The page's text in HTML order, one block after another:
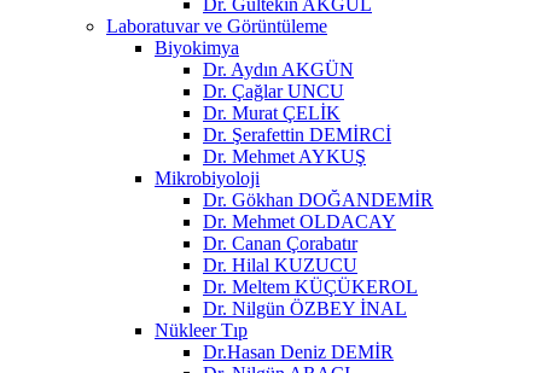
Laboratuvar ve Görüntüleme
Biyokimya
Dr. Aydın AKGÜN
Dr. Çağlar UNCU
Dr. Murat ÇELİK
Dr. Şerafettin DEMİRCİ
Dr. Mehmet AYKUŞ
Mikrobiyoloji
Dr. Gökhan DOĞANDEMİR
Dr. Mehmet OLDACAY
Dr. Canan Çorabatır
Dr. Hilal KUZUCU
Dr. Meltem KÜÇÜKEROL
Dr. Nilgün ÖZBEY İNAL
Nükleer Tıp
Dr.Hasan Deniz DEMİR